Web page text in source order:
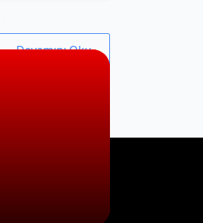
Devamını Oku